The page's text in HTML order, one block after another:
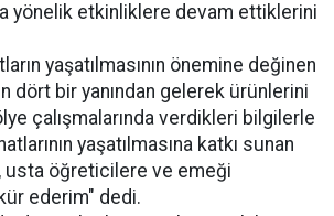
yönelik etkinliklere devam ettiklerini
yaşatılmasının önemine değinen
dört bir yanından gelerek ürünlerini
çalışmalarında verdikleri bilgilerle
yaşatılmasına katkı sunan
usta öğreticilere ve emeği
ederim" dedi.